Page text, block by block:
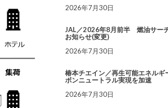
2026年7月30日
JAL／2026年8月前半 燃油サー
お知らせ(変更)
2026年7月30日
椿本チエイン／再生可能エネルギ
ボンニュートラル実現を加速
2026年7月30日